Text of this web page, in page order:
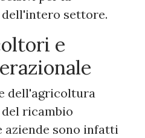
settore.
e
dell'agricoltura
ricambio
aziende sono infatti